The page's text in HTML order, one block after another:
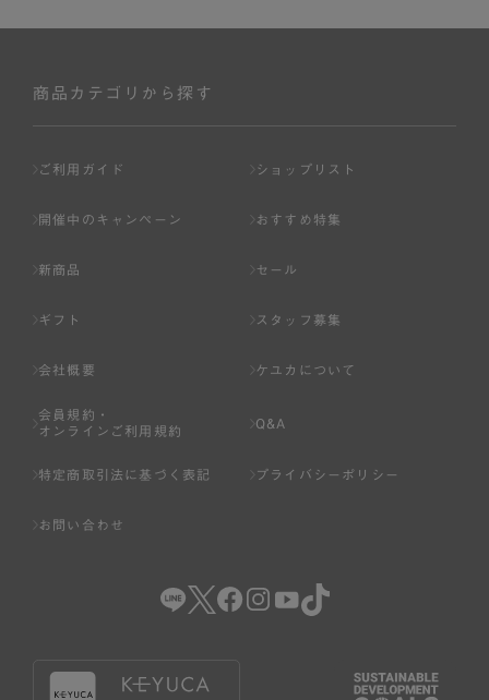
商品カテゴリから探す
ご利用ガイド ショップリスト
開催中のキャンペーン おすすめ特集
新商品 セール
ギフト スタッフ募集
会社概要 ケユカについて
会員規約・
オンラインご利用規約
Q&A
特定商取引法に基づく表記 プライバシーポリシー
お問い合わせ